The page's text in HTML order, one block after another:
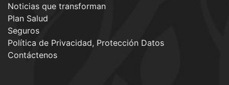
Noticias que transforman
Plan Salud
Seguros
Política de Privacidad, Protección Datos
Contáctenos